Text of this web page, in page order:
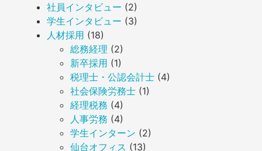
社員インタビュー (2)
学生インタビュー (3)
人材採用 (18)
総務経理 (2)
新卒採用 (1)
税理士・公認会計士 (4)
社会保険労務士 (1)
経理税務 (4)
人事労務 (4)
学生インターン (2)
仙台オフィス (13)